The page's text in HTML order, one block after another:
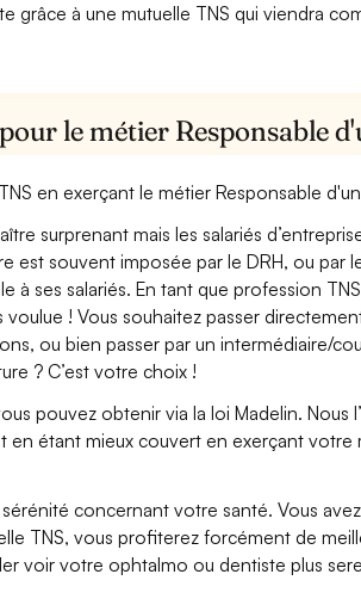
grâce à une mutuelle TNS qui viendra
le métier Responsable
en exerçant le métier Responsable
surprenant mais les salariés
est souvent imposée par le DRH, ou par
ses salariés. En tant que profession
! Vous souhaitez passer
ou bien passer par un intermédiaire/
? C’est votre choix !
pouvez obtenir via la loi Madelin. Nous
en étant mieux couvert en exerçant votre
concernant votre santé. Vous
TNS, vous profiterez forcément de
voir votre ophtalmo ou dentiste plus